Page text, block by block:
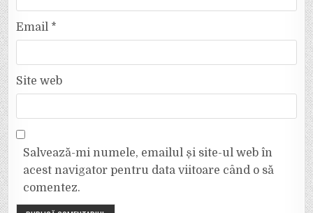
Email *
Site web
Salvează-mi numele, emailul și site-ul web în
acest navigator pentru data viitoare când o să
comentez.